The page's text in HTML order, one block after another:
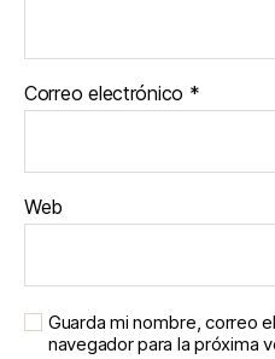
Correo electrónico *
Web
Guarda mi nombre, correo
navegador para la próxima